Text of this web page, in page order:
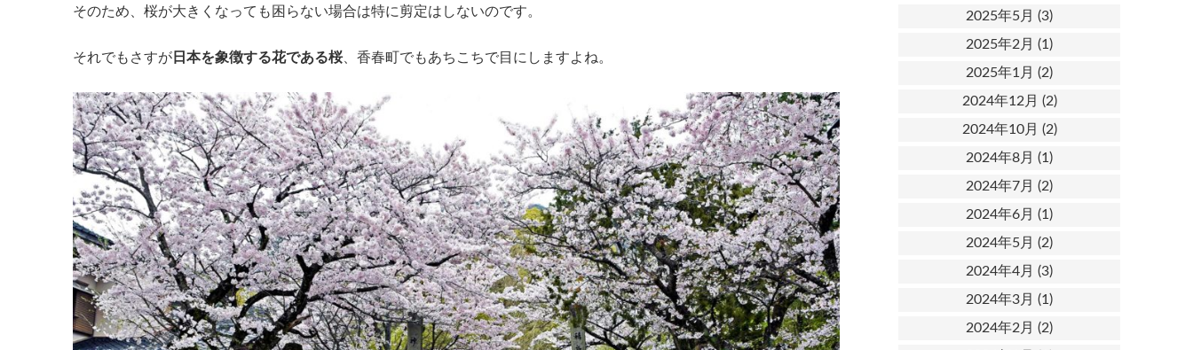
そのため、桜が大きくなっても困らない場合は特に剪定はしないのです。
それでもさすが 日本を象徴する花である桜、香春町でもあちこちで目にしますよね。
2025年5月 (3)
2025年2月 (1)
2025年1月 (2)
2024年12月 (2)
2024年10月 (2)
2024年8月 (1)
2024年7月 (2)
2024年6月 (1)
2024年5月 (2)
2024年4月 (3)
2024年3月 (1)
2024年2月 (2)